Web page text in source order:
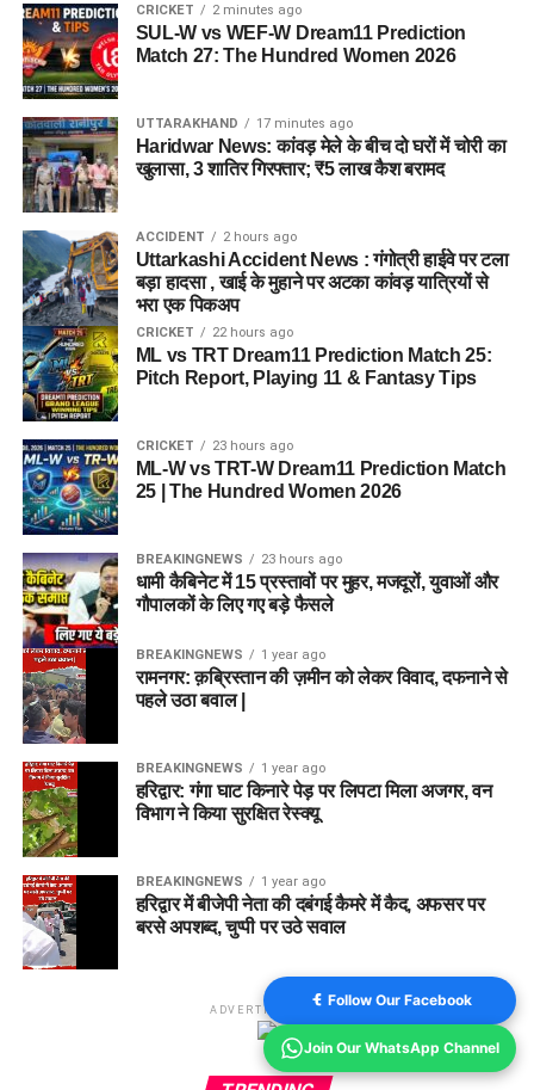
CRICKET 2 minutes ago
SUL-W vs WEF-W Dream11 Prediction
Match 27: The Hundred Women 2026
UTTARAKHAND 17 minutes ago
Haridwar News: कांवड़ मेले के बीच दो घरों में चोरी का
खुलासा, 3 शातिर गिरफ्तार; ₹5 लाख कैश बरामद
ACCIDENT 2 hours ago
Uttarkashi Accident News : गंगोत्री हाईवे पर टला
बड़ा हादसा , खाई के मुहाने पर अटका कांवड़ यात्रियों से
भरा एक पिकअप
CRICKET 22 hours ago
ML vs TRT Dream11 Prediction Match 25:
Pitch Report, Playing 11 & Fantasy Tips
CRICKET 23 hours ago
ML-W vs TRT-W Dream11 Prediction Match
25 | The Hundred Women 2026
BREAKINGNEWS 23 hours ago
धामी कैबिनेट में 15 प्रस्तावों पर मुहर, मजदूरों, युवाओं और
गौपालकों के लिए गए बड़े फैसले
BREAKINGNEWS 1 year ago
रामनगर: क़ब्रिस्तान की ज़मीन को लेकर विवाद, दफनाने से
पहले उठा बवाल |
BREAKINGNEWS 1 year ago
हरिद्वार: गंगा घाट किनारे पेड़ पर लिपटा मिला अजगर, वन
विभाग ने किया सुरक्षित रेस्क्यू
BREAKINGNEWS 1 year ago
हरिद्वार में बीजेपी नेता की दबंगई कैमरे में कैद, अफसर पर
बरसे अपशब्द, चुप्पी पर उठे सवाल
ADVERTISEMENT
Follow Our Facebook
Join Our WhatsApp Channel